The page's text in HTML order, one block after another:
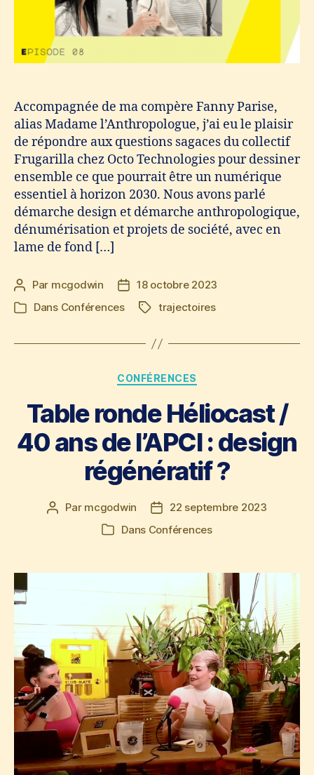
Accompagnée de ma compère Fanny Parise,
alias Madame l’Anthropologue, j’ai eu le plaisir
de répondre aux questions sagaces du collectif
Frugarilla chez Octo Technologies pour dessiner
ensemble ce que pourrait être un numérique
essentiel à horizon 2030. Nous avons parlé
démarche design et démarche anthropologique,
dénumérisation et projets de société, avec en
lame de fond […]
Auteur
de
l’article
Par mcgodwin
Date
l’article
18 octobre 2023
Catégories
Dans Conférences Étiquettes
trajectoires
Catégories
CONFÉRENCES
Table ronde Héliocast /
40 ans de l’APCI : design
régénératif ?
Auteur
Par mcgodwin
Date22 septembre 2023
Catégories
Dans Conférences